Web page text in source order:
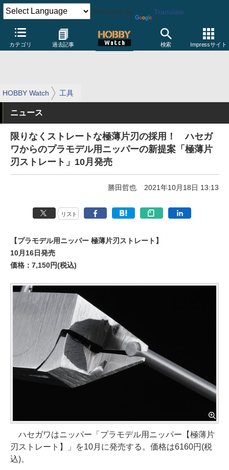
Powered by Translate
カテゴリ 過去記事 検索 Impressサイト
HOBBY Watch 工具
ニュース
限りなくストレートな極薄片刃の採用！ ハセガ
ワからのプラモデル用ニッパーの新提案「極薄片
刃ストレート」10月発売
勝田哲也 2021年10月18日 13:13
リスト
【プラモデル用ニッパー 極薄片刃ストレート】
10月16日発売
価格：7,150円(税込)
ハセガワはニッパー「プラモデル用ニッパー【極薄片
刃ストレート】」を10月に発売する。価格は6160円(税
込)。